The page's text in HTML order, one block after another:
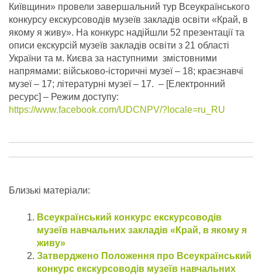
Київщини» провели завершальний тур Всеукраїнського
конкурсу екскурсоводів музеїв закладів освіти «Край, в
якому я живу». На конкурс надійшли 52 презентації та
описи екскурсій музеїв закладів освіти з 21 області
України та м. Києва за наступними змістовними
напрямами: військово-історичні музеї – 18; краєзнавчі
музеї – 17; літературні музеї – 17. – [Електронний
ресурс] – Режим доступу:
https://www.facebook.com/UDCNPV/?locale=ru_RU
Близькі матеріали:
Всеукраїнський конкурс екскурсоводів
музеїв навчальних закладів «Край, в якому я
живу»
Затверджено Положення про Всеукраїнський
конкурс екскурсоводів музеїв навчальних